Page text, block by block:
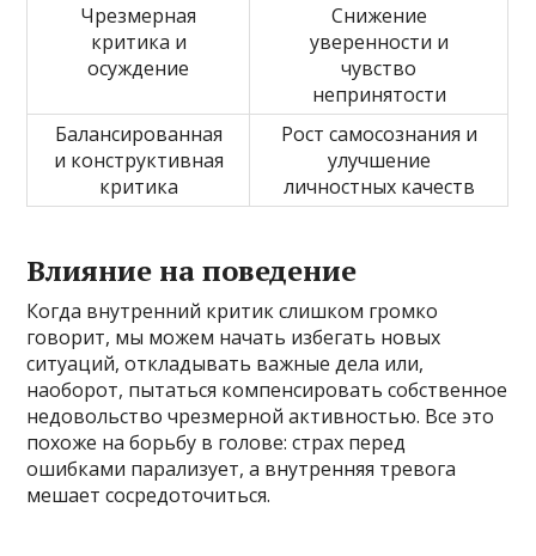
Чрезмерная
критика и
осуждение
Снижение
уверенности и
чувство
непринятости
Балансированная
и конструктивная
критика
Рост самосознания и
улучшение
личностных качеств
Влияние на поведение
Когда внутренний критик слишком громко
говорит, мы можем начать избегать новых
ситуаций, откладывать важные дела или,
наоборот, пытаться компенсировать собственное
недовольство чрезмерной активностью. Все это
похоже на борьбу в голове: страх перед
ошибками парализует, а внутренняя тревога
мешает сосредоточиться.